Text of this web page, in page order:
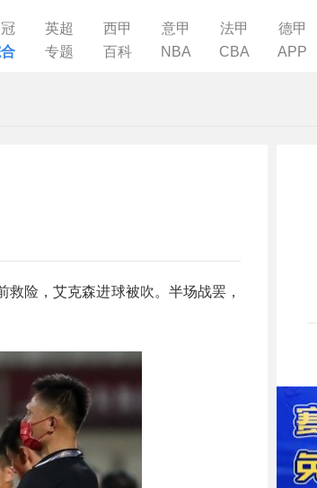
英超 西甲 意甲 法甲 德甲
专题 百科 NBA CBA APP
险，艾克森进球被吹。半场战罢，